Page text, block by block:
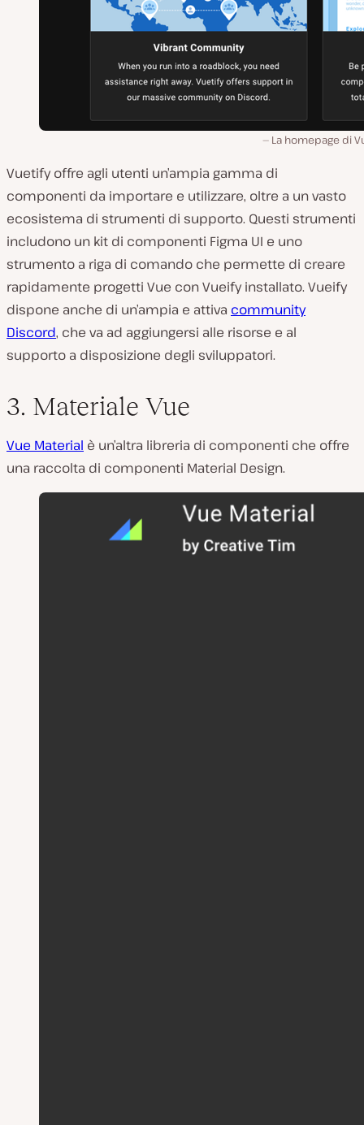
La homepage di
Vuetify offre agli utenti un’ampia gamma di
componenti da importare e utilizzare, oltre a un vasto
ecosistema di strumenti di supporto. Questi strumenti
includono un kit di componenti Figma UI e uno
strumento a riga di comando che permette di creare
rapidamente progetti Vue con Vueify installato. Vueify
dispone anche di un’ampia e attiva community
Discord, che va ad aggiungersi alle risorse e al
supporto a disposizione degli sviluppatori.
3. Materiale Vue
Vue Material è un’altra libreria di componenti che offre
una raccolta di componenti Material Design.